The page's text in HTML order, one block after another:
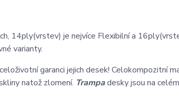
14ply(vrstev) je nejvíce Flexibilní a
varianty.
garanci jejich desek! Celokompozitní
natož zlomení. Trampadesky jsou na